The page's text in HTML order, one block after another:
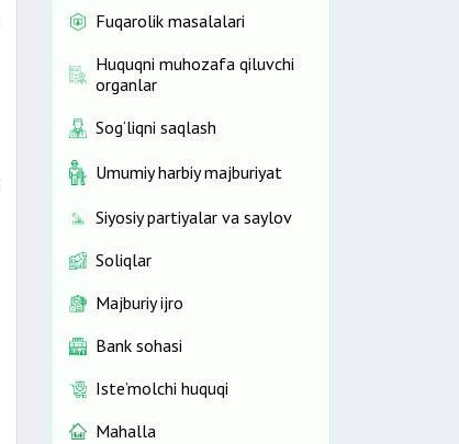
Fuqarolik masalalari
Huquqni muhozafa qiluvchi
organlar
Sog‘liqni saqlash
Umumiy harbiy majburiyat
Siyosiy partiyalar va saylov
Soliqlar
Majburiy ijro
Bank sohasi
Iste’molchi huquqi
Mahalla